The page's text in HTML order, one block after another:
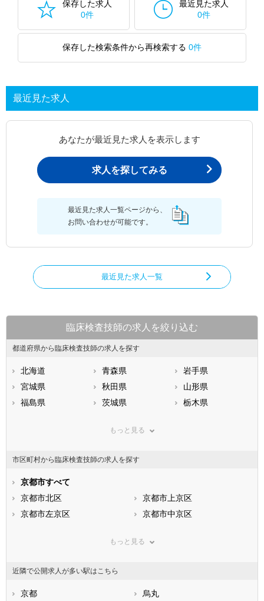
保存した求人
0件
最近見た求人
0件
保存した検索条件から再検索する 0件
最近見た求人
あなたが最近見た求人を表示します
求人を探してみる
最近見た求人一覧ページから、
お問い合わせが可能です。
最近見た求人一覧
臨床検査技師の求人を絞り込む
都道府県から臨床検査技師の求人を探す
北海道 青森県
岩手県
宮城県
秋田県
山形県
福島県
茨城県
栃木県
神奈川県
石川県
福井県
静岡県
滋賀県
大阪府
兵庫県
和歌山県
山口県
福岡県
佐賀県
熊本県
もっと見る
市区町村から臨床検査技師の求人を探す
京都市すべて
京都市北区
京都市上京区
京都市左京区
京都市中京区
京都市右京区
京都市西京区
市部
もっと見る
近隣で公開求人が多い駅はこちら
京都
烏丸